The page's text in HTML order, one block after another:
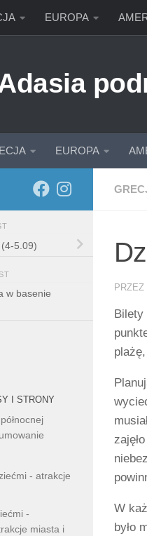
EUROPA
EUROPA
PRZEZ
W
było
5.09)
w basenie
I STRONY
- atrakcje
-
miasta i